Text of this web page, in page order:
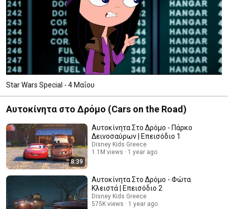
Star Wars Special - 4 Μαΐου
Αυτοκίνητα στο Δρόμο (Cars on the Road)
8:39
Αυτοκίνητα Στο Δρόμο - Πάρκο
Δεινοσαύρων | Επεισόδιο 1
Disney Kids Greece
1.1M views
1 year ago
Αυτοκίνητα Στο Δρόμο - Φώτα
Κλειστά | Επεισόδιο 2
Disney Kids Greece
575K views
1 year ago